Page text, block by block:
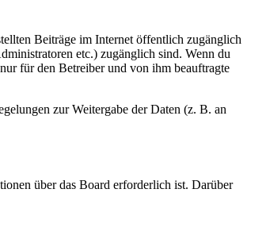
Beiträge im Internet öffentlich zugänglich
etc.) zugänglich sind. Wenn du
für den Betreiber und von ihm beauftragte
zur Weitergabe der Daten (z. B. an
über das Board erforderlich ist. Darüber